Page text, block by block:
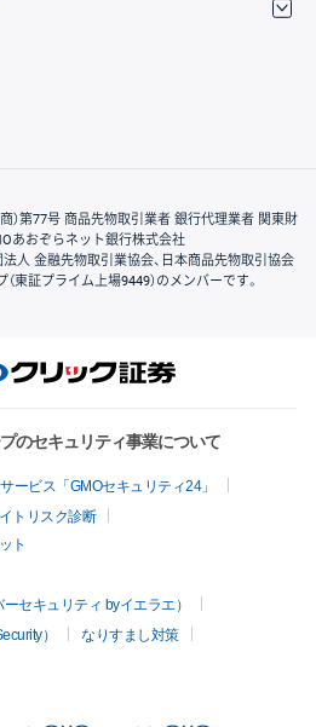
）第77号 商品先物取引業者 銀行代理業者 関東財
あおぞらネット銀行株式会社
法人 金融先物取引業協会、日本商品先物取引協会
東証プライム上場9449）のメンバーです。
のセキュリティ事業について
ービス「GMOセキュリティ24」
トリスク診断
ト
セキュリティ byイエラエ）
）
なりすまし対策